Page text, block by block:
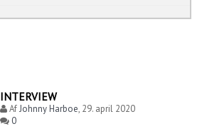
INTERVIEW
AfJohnny Harboe, 29. april 2020
0